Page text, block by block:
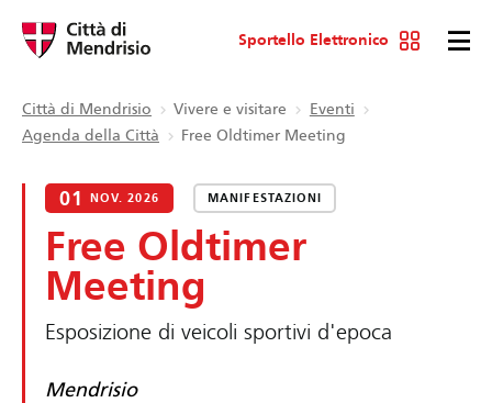
Sportello Elettronico
Città di Mendrisio Vivere e visitare
Eventi
Agenda della Città
Free Oldtimer Meeting
01 NOV. 2026 MANIFESTAZIONI
Free Oldtimer
Meeting
Esposizione di veicoli sportivi d'epoca
Mendrisio